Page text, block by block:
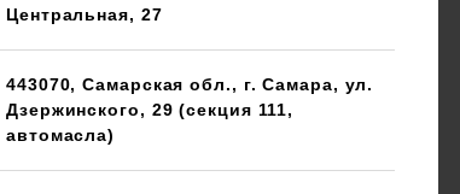
Центральная, 27
443070, Самарская обл., г. Самара, ул.
Дзержинского, 29 (секция 111,
автомасла)